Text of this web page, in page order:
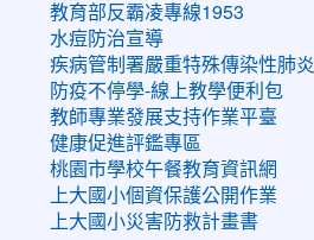
教育部反霸凌專線1953
水痘防治宣導
疾病管制署嚴重特殊傳染性肺
防疫不停學-線上教學便利包
教師專業發展支持作業平臺
健康促進評鑑專區
桃園市學校午餐教育資訊網
上大國小個資保護公開作業
上大國小災害防救計畫書